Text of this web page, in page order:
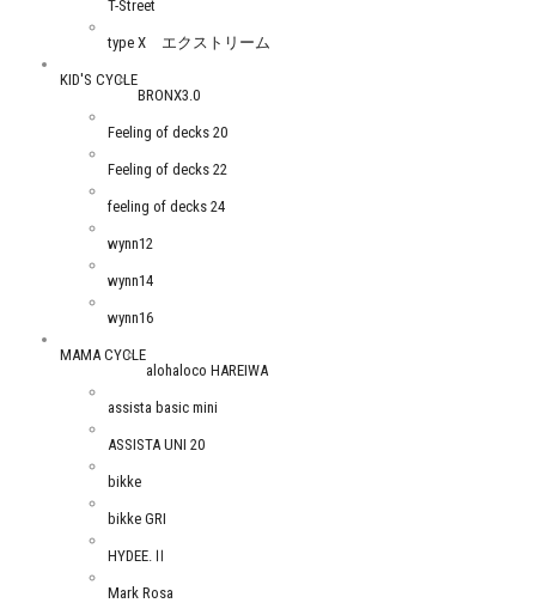
T-Street
type X エクストリーム
KID'S CYCLE
BRONX3.0
Feeling of decks 20
Feeling of decks 22
feeling of decks 24
wynn12
wynn14
wynn16
MAMA CYCLE
alohaloco HAREIWA
assista basic mini
ASSISTA UNI 20
bikke
bikke GRI
HYDEE.Ⅱ
Mark Rosa